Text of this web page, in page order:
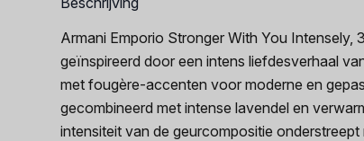
Armani Emporio Stronger With You Intensely,
geïnspireerd door een intens liefdesverhaal
met fougère-accenten voor moderne en
gecombineerd met intense lavendel en
intensiteit van de geurcompositie